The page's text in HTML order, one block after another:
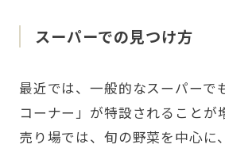
スーパーでの見つけ方
最近では、一般的なスーパーで
コーナー」が特設されることが
売り場では、旬の野菜を中心に